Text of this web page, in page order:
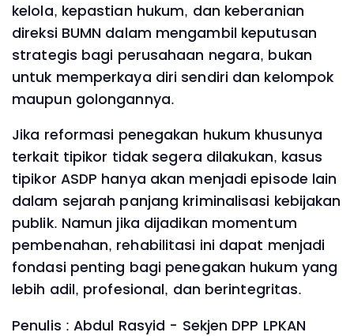
kelola, kepastian hukum, dan keberanian
direksi BUMN dalam mengambil keputusan
strategis bagi perusahaan negara, bukan
untuk memperkaya diri sendiri dan kelompok
maupun golongannya.
Jika reformasi penegakan hukum khusunya
terkait tipikor tidak segera dilakukan, kasus
tipikor ASDP hanya akan menjadi episode lain
dalam sejarah panjang kriminalisasi kebijakan
publik. Namun jika dijadikan momentum
pembenahan, rehabilitasi ini dapat menjadi
fondasi penting bagi penegakan hukum yang
lebih adil, profesional, dan berintegritas.
Penulis : Abdul Rasyid - Sekjen DPP LPKAN